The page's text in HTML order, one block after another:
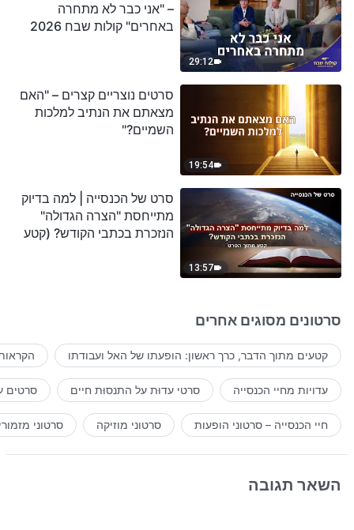
29:12
– "אני כבר לא מתחרה
באחרים" קולות שבח 2026
19:54
סרטים נוצריים קצרים – "האם
מצאתם את הנתיב למלכות
השמיים?"
13:57
סרט של הכנסייה | למה בדיוק
מתייחסת "הצרה הגדולה"
הנזכרת בכתבי הקודש? (קטע
סרטונים מסוגים אחרים
קטעים מתוך הדבר, כרך ראשון: הופעתו של האל ועבודתו
עדויות מחיי הכנסייה סרטי עדוּת על התנסוּת חיים סרטים
חיי הכנסייה – סרטוני הופעות סרטוני מוזיקה סרטוני
השאר תגובה